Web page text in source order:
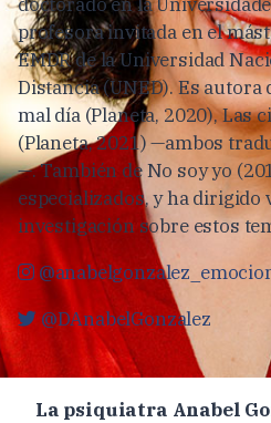
profesora invitada en el
EMDR de la Universidad
Distancia (UNED). Es autora
mal día (Planeta, 2020), Las
(Planeta, 2021) —ambos
—. También de No soy yo
especializados, y ha dirigido
investigación sobre estos
@DAnabelGonzalez
La psiquiatra Anabel